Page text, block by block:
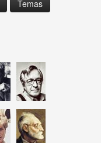
Temas